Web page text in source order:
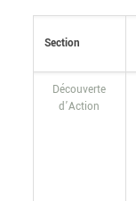
Section
Découverte
d’Action